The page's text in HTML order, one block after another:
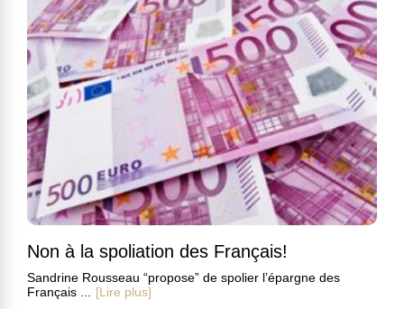
Non à la spoliation des Français!
Sandrine Rousseau “propose” de spolier l’épargne des
Français ...
[Lire plus]